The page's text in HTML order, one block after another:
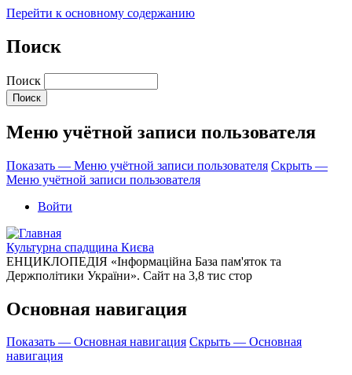
Перейти к основному содержанию
Поиск
Поиск
Меню учётной записи пользователя
Показать — Меню учётной записи пользователя Скрыть —
Меню учётной записи пользователя
Войти
Культурна спадщина Києва
ЕНЦИКЛОПЕДІЯ «Інформаційна База пам'яток та
Держполітики України». Сайт на 3,8 тис стор
Основная навигация
Показать — Основная навигация Скрыть — Основная
навигация